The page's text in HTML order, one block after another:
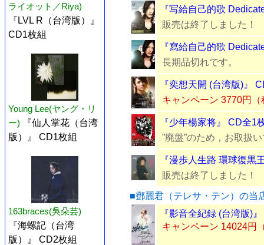
ライオット／Riya)
『LVL R（台湾版）』
CD1枚組
Young Lee(ヤング・リ
ー)
『仙人掌花（台湾
版）』 CD1枚組
163braces(吳朵芸)
『海螺記（台湾
版）』 CD2枚組
『写給自己的歌
販売は終了しました！
『寫給自己的歌
長期品切れです。
『奕想天開 (台湾版)』
キャンペーン 3770円（
『少年楊家将』 CD全1
”廃盤”のため，お取扱
『漫歩人生路 環球復黒
販売は終了しました！
■鄧麗君（テレサ・テン）の当
『影音全紀録 (台湾版)
キャンペーン 14024円